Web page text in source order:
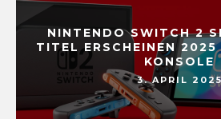
NINTENDO SWITCH 2
TITEL ERSCHEINEN 2025
KONSOLE
3. APRIL